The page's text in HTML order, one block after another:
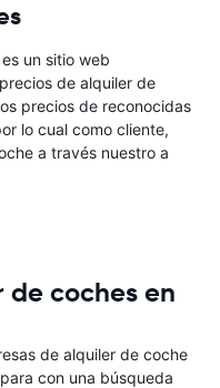
un sitio web
de alquiler de
precios de reconocidas
lo cual como cliente,
a través nuestro a
de coches en
de alquiler de coche
con una búsqueda